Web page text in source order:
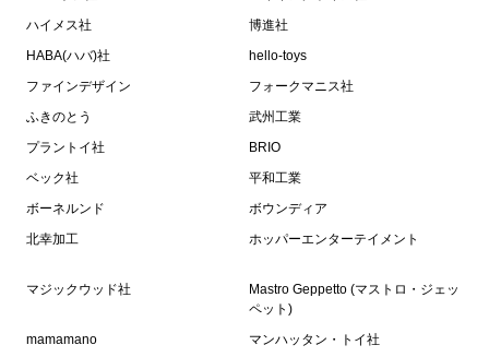
ハイメス社
博進社
HABA(ハバ)社
hello-toys
ファインデザイン
フォークマニス社
ふきのとう
武州工業
プラントイ社
BRIO
ベック社
平和工業
ボーネルンド
ボウンディア
北幸加工
ホッパーエンターテイメント
マジックウッド社
Mastro Geppetto (マストロ・ジェッ
ペット)
mamamano
マンハッタン・トイ社